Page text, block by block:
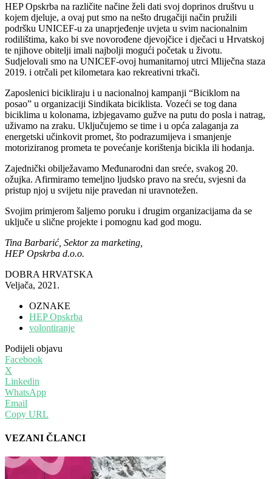
HEP Opskrba na različite načine želi dati svoj doprinos društvu u
kojem djeluje, a ovaj put smo na nešto drugačiji način pružili
podršku UNICEF-u za unaprjeđenje uvjeta u svim nacionalnim
rodilištima, kako bi sve novorođene djevojčice i dječaci u Hrvatskoj
te njihove obitelji imali najbolji mogući početak u životu.
Sudjelovali smo na UNICEF-ovoj humanitarnoj utrci Mliječna staza
2019. i otrčali pet kilometara kao rekreativni trkači.
Zaposlenici bicikliraju i u nacionalnoj kampanji “Biciklom na
posao” u organizaciji Sindikata biciklista. Vozeći se tog dana
biciklima u kolonama, izbjegavamo gužve na putu do posla i natrag,
uživamo na zraku. Uključujemo se time i u opća zalaganja za
energetski učinkovit promet, što podrazumijeva i smanjenje
motoriziranog prometa te povećanje korištenja bicikla ili hodanja.
Zajednički obilježavamo Međunarodni dan sreće, svakog 20.
ožujka. Afirmiramo temeljno ljudsko pravo na sreću, svjesni da
pristup njoj u svijetu nije pravedan ni uravnotežen.
Svojim primjerom šaljemo poruku i drugim organizacijama da se
uključe u slične projekte i pomognu kad god mogu.
Tina Barbarić, Sektor za marketing,
HEP Opskrba d.o.o.
DOBRA HRVATSKA
Veljača, 2021.
OZNAKE
HEP Opskrba
volontiranje
Podijeli objavu
Facebook
X
Linkedin
WhatsApp
Email
Copy URL
VEZANI ČLANCI